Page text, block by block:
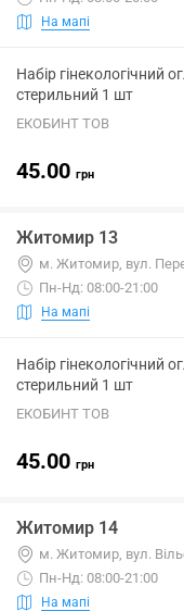
На мапі
Набір гінекологічний
стерильний 1 шт
ЕКОБИНТ ТОВ
45.00 грн
Житомир 13
м. Житомир, вул.
Пн-Нд: 08:00-21:00
На мапі
Набір гінекологічний
стерильний 1 шт
ЕКОБИНТ ТОВ
45.00 грн
Житомир 14
м. Житомир, вул.
Пн-Нд: 08:00-21:00
На мапі